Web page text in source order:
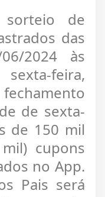
sorteio de
das
2024 às
feira,
de sexta-
de 150 mil
cupons
no App.
Pais será